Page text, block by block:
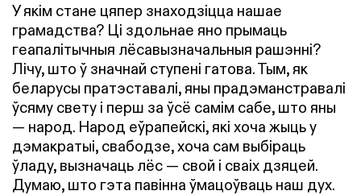
У якім стане цяпер знаходзіцца нашае
грамадства? Ці здольнае яно прымаць
геапалітычныя лёсавызначальныя рашэнні?
Лічу, што ў значнай ступені гатова. Тым, як
беларусы пратэставалі, яны прадэманстравалі
ўсяму свету і перш за ўсё самім сабе, што яны
— народ. Народ еўрапейскі, які хоча жыць у
дэмакратыі, свабодзе, хоча сам выбіраць
ўладу, вызначаць лёс — свой і сваіх дзяцей.
Думаю, што гэта павінна ўмацоўваць наш дух.